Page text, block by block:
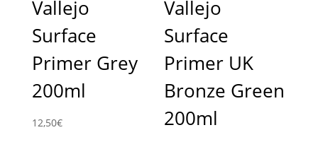
Vallejo
Surface
Primer Grey
200ml
12,50€
Vallejo
Surface
Primer UK
Bronze Green
200ml